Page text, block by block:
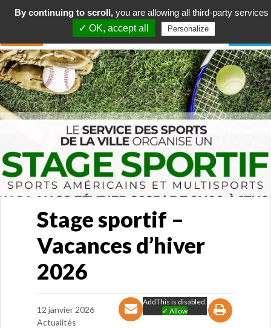
Stage sportif –
Vacances d’hiver
2026
12 janvier 2026
Actualités
AddThis is disabled.
✓ Allow
By continuing to scroll, you are allowing all third-party services
✓ OK, accept all
Personalize